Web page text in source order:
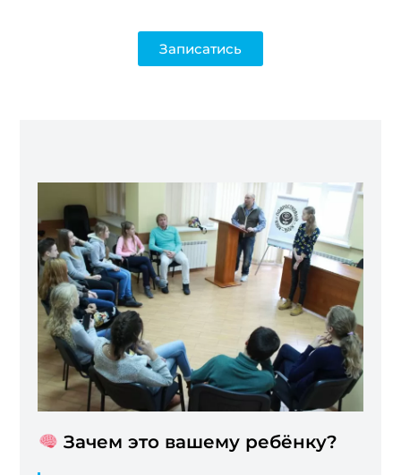
Записатись
Зачем это вашему ребёнку?